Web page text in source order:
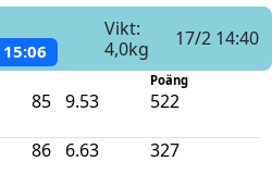
15:06
Vikt:
4,0kg
17/2 14:40
Poäng
85 9.53 522
86 6.63 327